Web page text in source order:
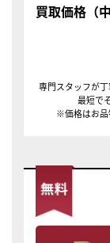
買取価格（
専門スタッフが
最短で
※価格はお品